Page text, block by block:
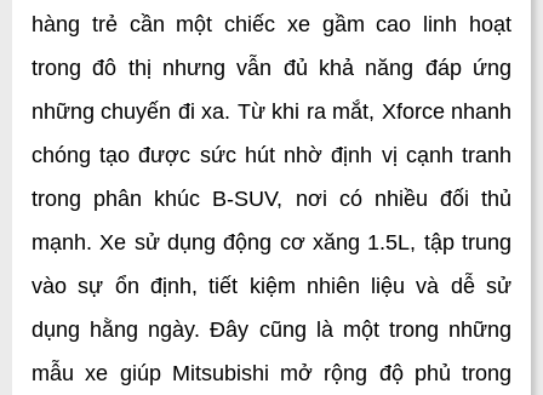
hàng trẻ cần một chiếc xe gầm cao linh hoạt
trong đô thị nhưng vẫn đủ khả năng đáp ứng
những chuyến đi xa. Từ khi ra mắt, Xforce nhanh
chóng tạo được sức hút nhờ định vị cạnh tranh
trong phân khúc B-SUV, nơi có nhiều đối thủ
mạnh. Xe sử dụng động cơ xăng 1.5L, tập trung
vào sự ổn định, tiết kiệm nhiên liệu và dễ sử
dụng hằng ngày. Đây cũng là một trong những
mẫu xe giúp Mitsubishi mở rộng độ phủ trong